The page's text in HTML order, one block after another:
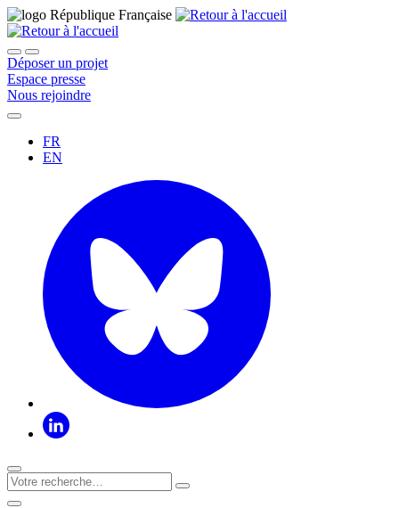
Déposer un projet
Espace presse
Nous rejoindre
FR
EN